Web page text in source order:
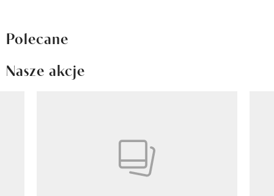
Polecane
Nasze akcje